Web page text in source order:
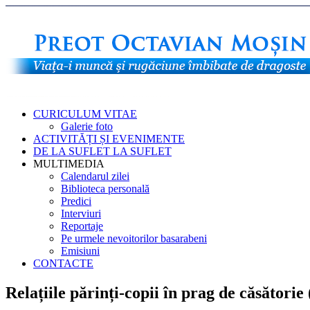
CURICULUM VITAE
Galerie foto
ACTIVITĂȚI ȘI EVENIMENTE
DE LA SUFLET LA SUFLET
MULTIMEDIA
Calendarul zilei
Biblioteca personală
Predici
Interviuri
Reportaje
Pe urmele nevoitorilor basarabeni
Emisiuni
CONTACTE
Relațiile părinți-copii în prag de căsătorie